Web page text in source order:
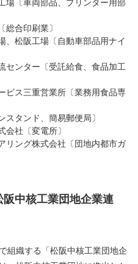
〔車両部品、プリンター用部
総合印刷業〕
松阪工場〔自動車部品用ナイ
センター〔受託給食、食品加工
ビス三重営業所〔業務用食品専
タンド、簡易郵便局〕
会社〔変電所〕
リング株式会社〔団地内都市ガ
中核工業団地企業連
組織する「松阪中核工業団地企